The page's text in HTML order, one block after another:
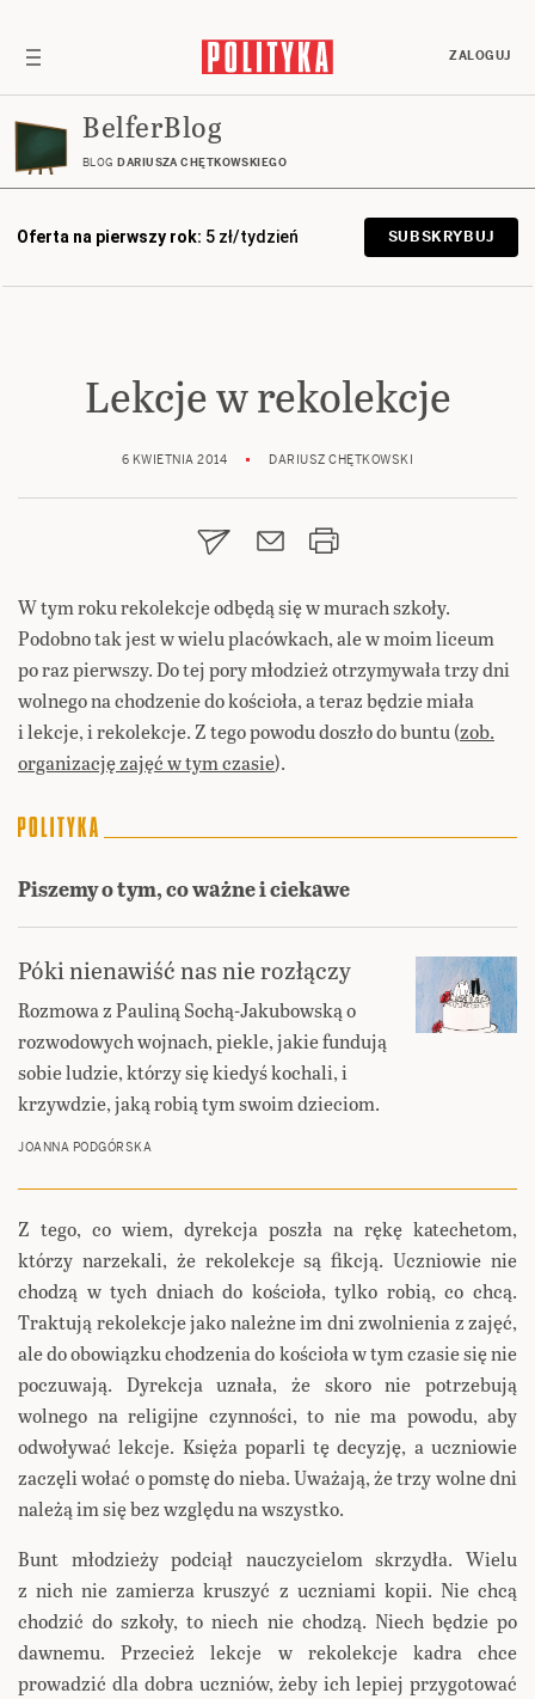
ZALOGUJ
BelferBlog
BLOG DARIUSZA CHĘTKOWSKIEGO
Oferta na pierwszy rok: 5 zł/tydzień SUBSKRYBUJ
Lekcje w rekolekcje
6 KWIETNIA 2014 DARIUSZ CHĘTKOWSKI
W tym roku rekolekcje odbędą się w murach szkoły.
Podobno tak jest w wielu placówkach, ale w moim liceum
po raz pierwszy. Do tej pory młodzież otrzymywała trzy dni
wolnego na chodzenie do kościoła, a teraz będzie miała
i lekcje, i rekolekcje. Z tego powodu doszło do buntu(zob.
organizację zajęć w tym czasie).
Piszemy o tym, co ważne i ciekawe
Póki nienawiść nas nie rozłączy
Rozmowa z Pauliną Sochą-Jakubowską o
rozwodowych wojnach, piekle, jakie fundują
sobie ludzie, którzy się kiedyś kochali, i
krzywdzie, jaką robią tym swoim dzieciom.
JOANNA PODGÓRSKA
Z tego, co wiem, dyrekcja poszła na rękę katechetom,
którzy narzekali, że rekolekcje są fikcją. Uczniowie nie
chodzą w tych dniach do kościoła, tylko robią, co chcą.
Traktują rekolekcje jako należne im dni zwolnienia z zajęć,
ale do obowiązku chodzenia do kościoła w tym czasie się nie
poczuwają. Dyrekcja uznała, że skoro nie potrzebują
wolnego na religijne czynności, to nie ma powodu, aby
odwoływać lekcje. Księża poparli tę decyzję, a uczniowie
zaczęli wołać o pomstę do nieba. Uważają, że trzy wolne dni
należą im się bez względu na wszystko.
Bunt młodzieży podciął nauczycielom skrzydła. Wielu
z nich nie zamierza kruszyć z uczniami kopii. Nie chcą
chodzić do szkoły, to niech nie chodzą. Niech będzie po
dawnemu. Przecież lekcje w rekolekcje kadra chce
prowadzić dla dobra uczniów, żeby ich lepiej przygotować